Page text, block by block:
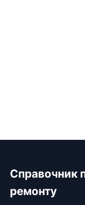
Справочник
ремонту